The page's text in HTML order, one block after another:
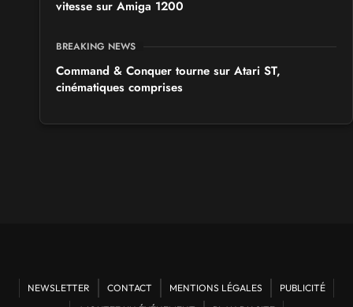
vitesse sur Amiga 1200
BREAKING NEWS
Command & Conquer tourne sur Atari ST,
cinématiques comprises
NEWSLETTER CONTACT MENTIONS LÉGALES
PUBLICITÉ